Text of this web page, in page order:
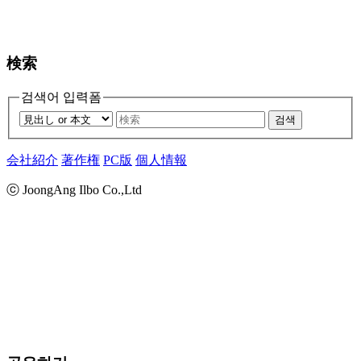
検索
검색어 입력폼
검색
会社紹介 著作権 PC版 個人情報
ⓒ JoongAng Ilbo Co.,Ltd